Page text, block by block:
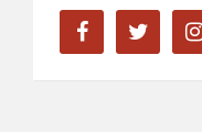
facebook twitter